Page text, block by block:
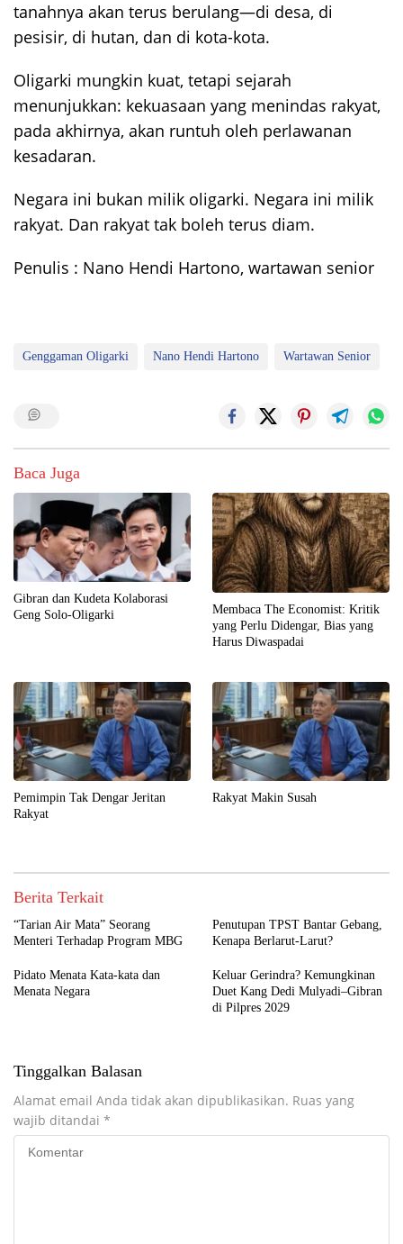
tanahnya akan terus berulang—di desa, di
pesisir, di hutan, dan di kota-kota.
Oligarki mungkin kuat, tetapi sejarah
menunjukkan: kekuasaan yang menindas rakyat,
pada akhirnya, akan runtuh oleh perlawanan
kesadaran.
Negara ini bukan milik oligarki. Negara ini milik
rakyat. Dan rakyat tak boleh terus diam.
Penulis : Nano Hendi Hartono, wartawan senior
Genggaman Oligarki Nano Hendi Hartono Wartawan Senior
Baca Juga
Gibran dan Kudeta Kolaborasi
Geng Solo-Oligarki
Membaca The Economist: Kritik
yang Perlu Didengar, Bias yang
Harus Diwaspadai
Pemimpin Tak Dengar Jeritan
Rakyat
Rakyat Makin Susah
Berita Terkait
“Tarian Air Mata” Seorang
Menteri Terhadap Program MBG
Penutupan TPST Bantar Gebang,
Kenapa Berlarut-Larut?
Pidato Menata Kata-kata dan
Menata Negara
Keluar Gerindra? Kemungkinan
Duet Kang Dedi Mulyadi–Gibran
di Pilpres 2029
Tinggalkan Balasan
Alamat email Anda tidak akan dipublikasikan. Ruas yang
wajib ditandai *